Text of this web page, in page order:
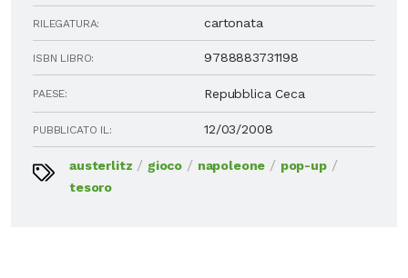
RILEGATURA: cartonata
ISBN LIBRO: 9788883731198
PAESE: Repubblica Ceca
PUBBLICATO IL: 12/03/2008
austerlitz / gioco / napoleone / pop-up/
tesoro